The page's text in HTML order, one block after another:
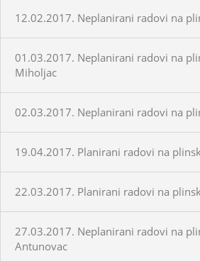
12.02.2017. Neplanirani radovi na
01.03.2017. Neplanirani radovi na
Miholjac
02.03.2017. Neplanirani radovi na
19.04.2017. Planirani radovi na
22.03.2017. Planirani radovi na
27.03.2017. Neplanirani radovi na
Antunovac